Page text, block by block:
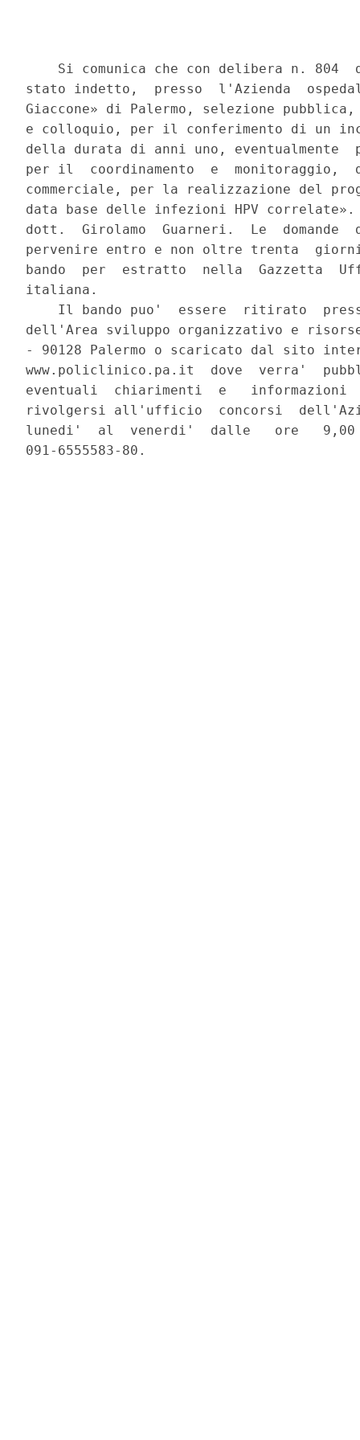
Si comunica che con delibera n. 804
stato indetto,  presso  l'Azienda
Giaccone» di Palermo, selezione
e colloquio, per il conferimento di un
della durata di anni uno,
per il  coordinamento  e  monitoraggio,
commerciale, per la realizzazione del
data base delle infezioni HPV
dott.  Girolamo  Guarneri.  Le  domande
pervenire entro e non oltre trenta
bando  per  estratto  nella  Gazzetta
italiana.
Il bando puo'  essere  ritirato
dell'Area sviluppo organizzativo e risorse
- 90128 Palermo o scaricato dal sito
www.policlinico.pa.it  dove  verra'
eventuali  chiarimenti  e
rivolgersi all'ufficio  concorsi
lunedi'  al  venerdi'  dalle   ore
091-6555583-80.